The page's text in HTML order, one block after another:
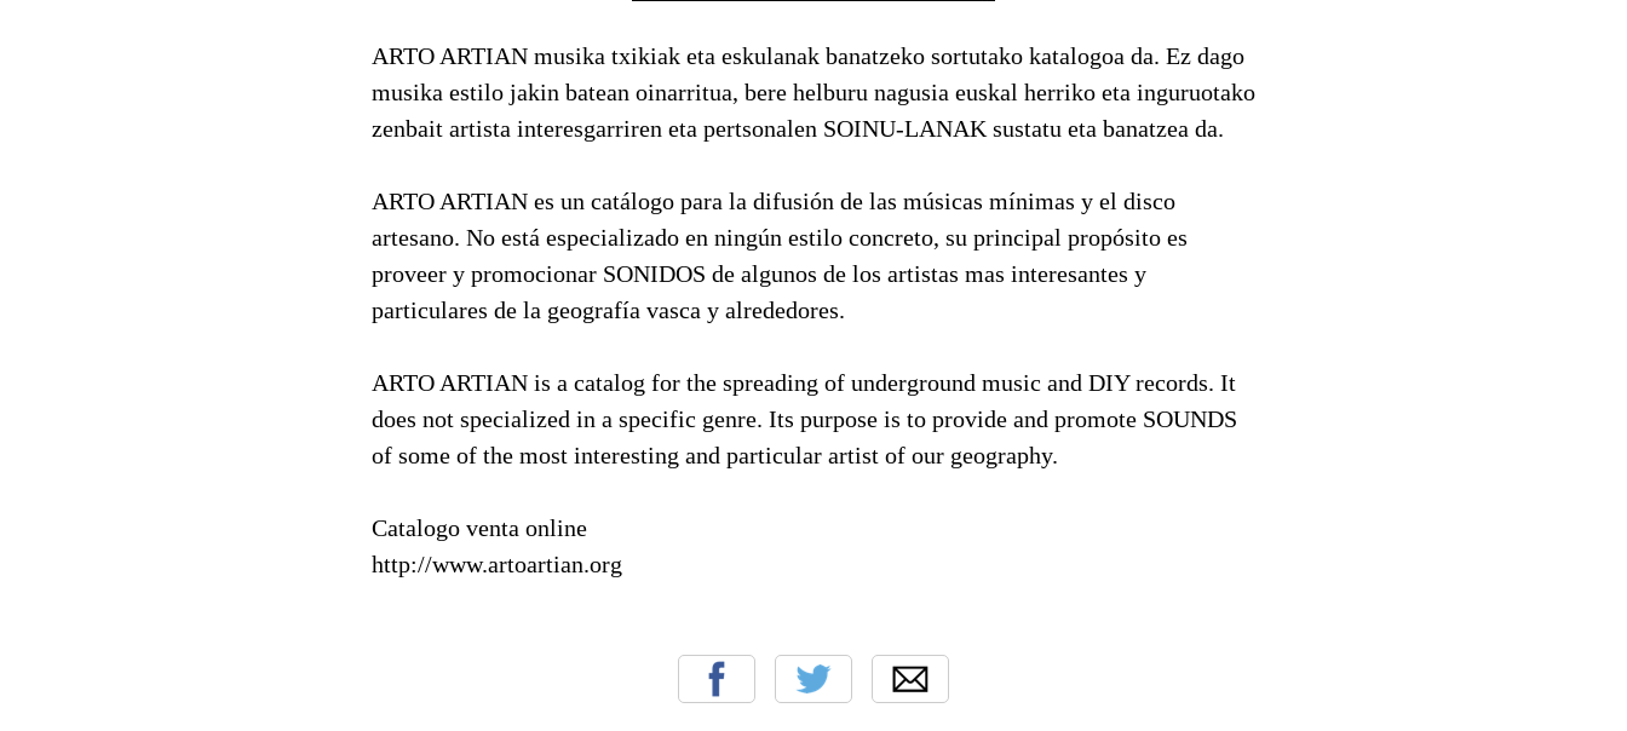
ARTO ARTIAN musika txikiak eta eskulanak banatzeko sortutako katalogoa da. Ez dago
musika estilo jakin batean oinarritua, bere helburu nagusia euskal herriko eta inguruotako
zenbait artista interesgarriren eta pertsonalen SOINU-LANAK sustatu eta banatzea da.
ARTO ARTIAN es un catálogo para la difusión de las músicas mínimas y el disco
artesano. No está especializado en ningún estilo concreto, su principal propósito es
proveer y promocionar SONIDOS de algunos de los artistas mas interesantes y
particulares de la geografía vasca y alrededores.
ARTO ARTIAN is a catalog for the spreading of underground music and DIY records. It
does not specialized in a specific genre. Its purpose is to provide and promote SOUNDS
of some of the most interesting and particular artist of our geography.
Catalogo venta online
http://www.artoartian.org